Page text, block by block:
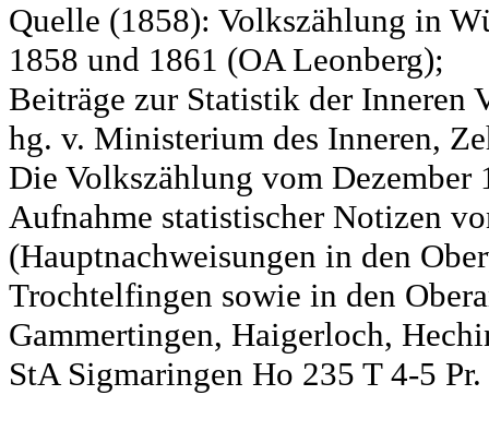
Quelle (1858): Volkszählung in
1858 und 1861 (OA Leonberg);
Beiträge zur Statistik der Inneren
hg. v. Ministerium des Inneren,
Die Volkszählung vom
Aufnahme statistischer Notizen
(Hauptnachweisungen in den
Trochtelfingen sowie in den
Gammertingen, Haigerloch,
StA Sigmaringen Ho 235 T 4-5